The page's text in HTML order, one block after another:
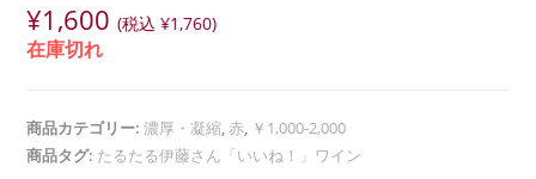
用者評
価に基
づく5段
ち、
3.50点
¥1,600 (税込¥1,760)
在庫切れ
商品カテゴリー:濃厚・凝縮,赤, ￥1,000-2,000
商品タグ: たるたる伊藤さん「いいね！」ワイン